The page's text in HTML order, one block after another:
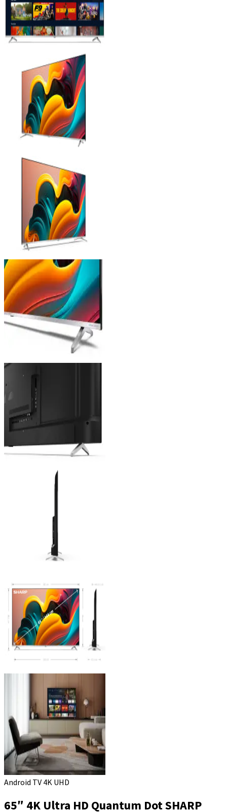
Android TV 4K UHD
65″ 4K Ultra HD Quantum Dot SHARP